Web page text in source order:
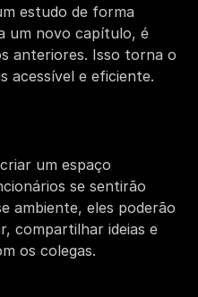
estudo de forma
um novo capítulo, é
anteriores. Isso torna o
acessível e eficiente.
um espaço
se sentirão
ambiente, eles poderão
compartilhar ideias e
os colegas.